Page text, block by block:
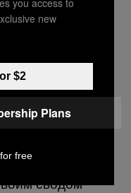
не
«О, эта
с леденцом
места среди
поэтому
них. Ещё
но это уже
сводом
new
$2
Plans
free